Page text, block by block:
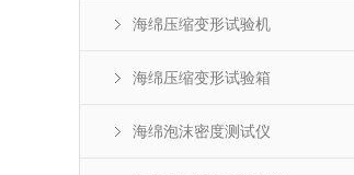
海绵压缩变形试验机
海绵压缩变形试验箱
海绵泡沫密度测试仪